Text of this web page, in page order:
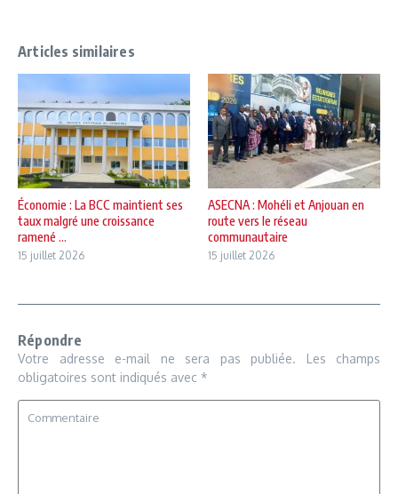
Articles similaires
Économie : La BCC maintient ses
taux malgré une croissance
ramené ...
15 juillet 2026
ASECNA : Mohéli et Anjouan en
route vers le réseau
communautaire
15 juillet 2026
Répondre
Votre adresse e-mail ne sera pas publiée.
Les champs
obligatoires sont indiqués avec *